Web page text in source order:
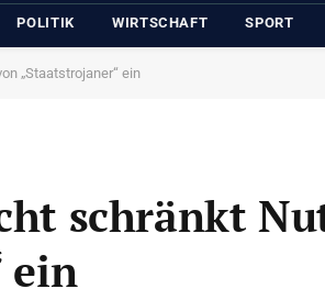
POLITIK WIRTSCHAFT SPORT
„Staatstrojaner“ ein
schränkt
ein